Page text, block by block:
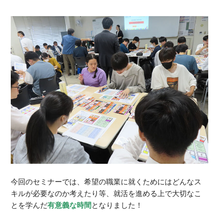
今回のセミナーでは、希望の職業に就くためにはどんなス
キルが必要なのか考えたり等、就活を進める上で大切なこ
とを学んだ有意義な時間となりました！